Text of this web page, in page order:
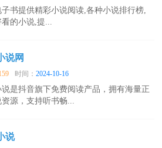
子书提供精彩小说阅读,各种小说排行榜,
的小说,提...
说网
时间：2024-10-16
说是抖音旗下免费阅读产品，拥有海量正
资源，支持听书畅...
说